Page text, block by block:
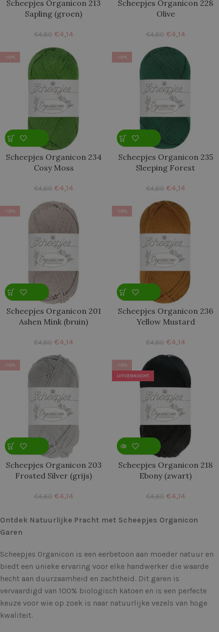
Scheepjes Organicon 213
Sapling (groen)
€4,60 €4,14
Scheepjes Organicon 228
Olive
€4,60 €4,14
-10%
Scheepjes Organicon 234
Cosy Moss
€4,60 €4,14
-10%
Scheepjes Organicon 235
Sleeping Forest
€4,60 €4,14
-10%
Scheepjes Organicon 201
Ashen Mink (bruin)
€4,60 €4,14
-10%
Scheepjes Organicon 236
Yellow Mustard
€4,60 €4,14
-10%
Scheepjes Organicon 203
Frosted Silver (grijs)
€4,60 €4,14
-10%
UITVERKOCHT
Scheepjes Organicon 218
Ebony (zwart)
€4,60 €4,14
Ontdek Natuurlijke Pracht met Scheepjes Organicon
Garen
Scheepjes Organicon is een eerbetoon aan moeder natuur en
biedt een unieke ervaring voor elke handwerker die waarde
hecht aan duurzaamheid en zachtheid. Dit garen is
vervaardigd van 100% biologisch katoen en is een perfecte
keuze voor wie op zoek is naar natuurlijke vezels van hoge
kwaliteit.